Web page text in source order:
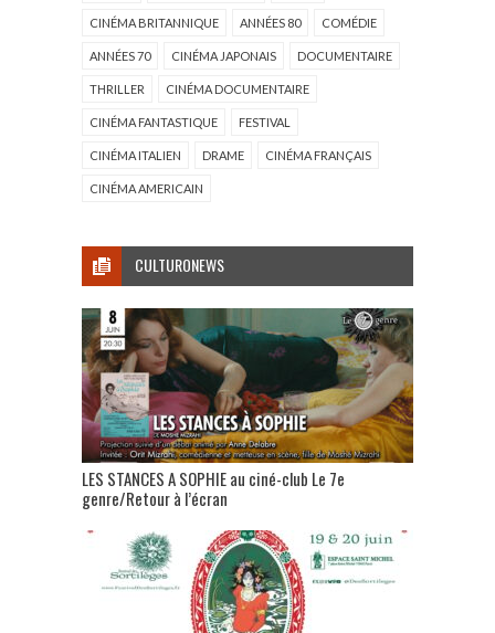
CINÉMA BRITANNIQUE ANNÉES 80 COMÉDIE
ANNÉES 70 CINÉMA JAPONAIS DOCUMENTAIRE
THRILLER CINÉMA DOCUMENTAIRE
CINÉMA FANTASTIQUE FESTIVAL
CINÉMA ITALIEN DRAME CINÉMA FRANÇAIS
CINÉMA AMERICAIN
CULTURONEWS
LES STANCES A SOPHIE au ciné-club Le 7e
genre/Retour à l’écran